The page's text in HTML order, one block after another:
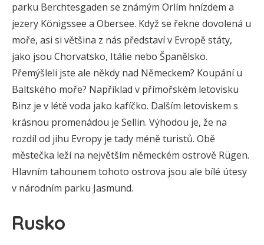
parku Berchtesgaden se známým Orlím hnízdem a
jezery Königssee a Obersee. Když se řekne dovolená u
moře, asi si většina z nás představí v Evropě státy,
jako jsou Chorvatsko, Itálie nebo Španělsko.
Přemýšleli jste ale někdy nad Německem? Koupání u
Baltského moře? Například v přímořském letovisku
Binz je v létě voda jako kafíčko. Dalším letoviskem s
krásnou promenádou je Sellin. Výhodou je, že na
rozdíl od jihu Evropy je tady méně turistů. Obě
městečka leží na největším německém ostrově Rügen.
Hlavním tahounem tohoto ostrova jsou ale bílé útesy
v národním parku Jasmund.
Rusko